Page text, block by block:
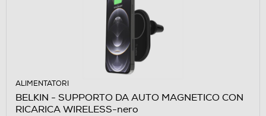
ALIMENTATORI
BELKIN - SUPPORTO DA AUTO MAGNETICO CON
RICARICA WIRELESS-nero